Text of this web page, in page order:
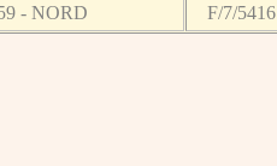
- NORD F/7/5416